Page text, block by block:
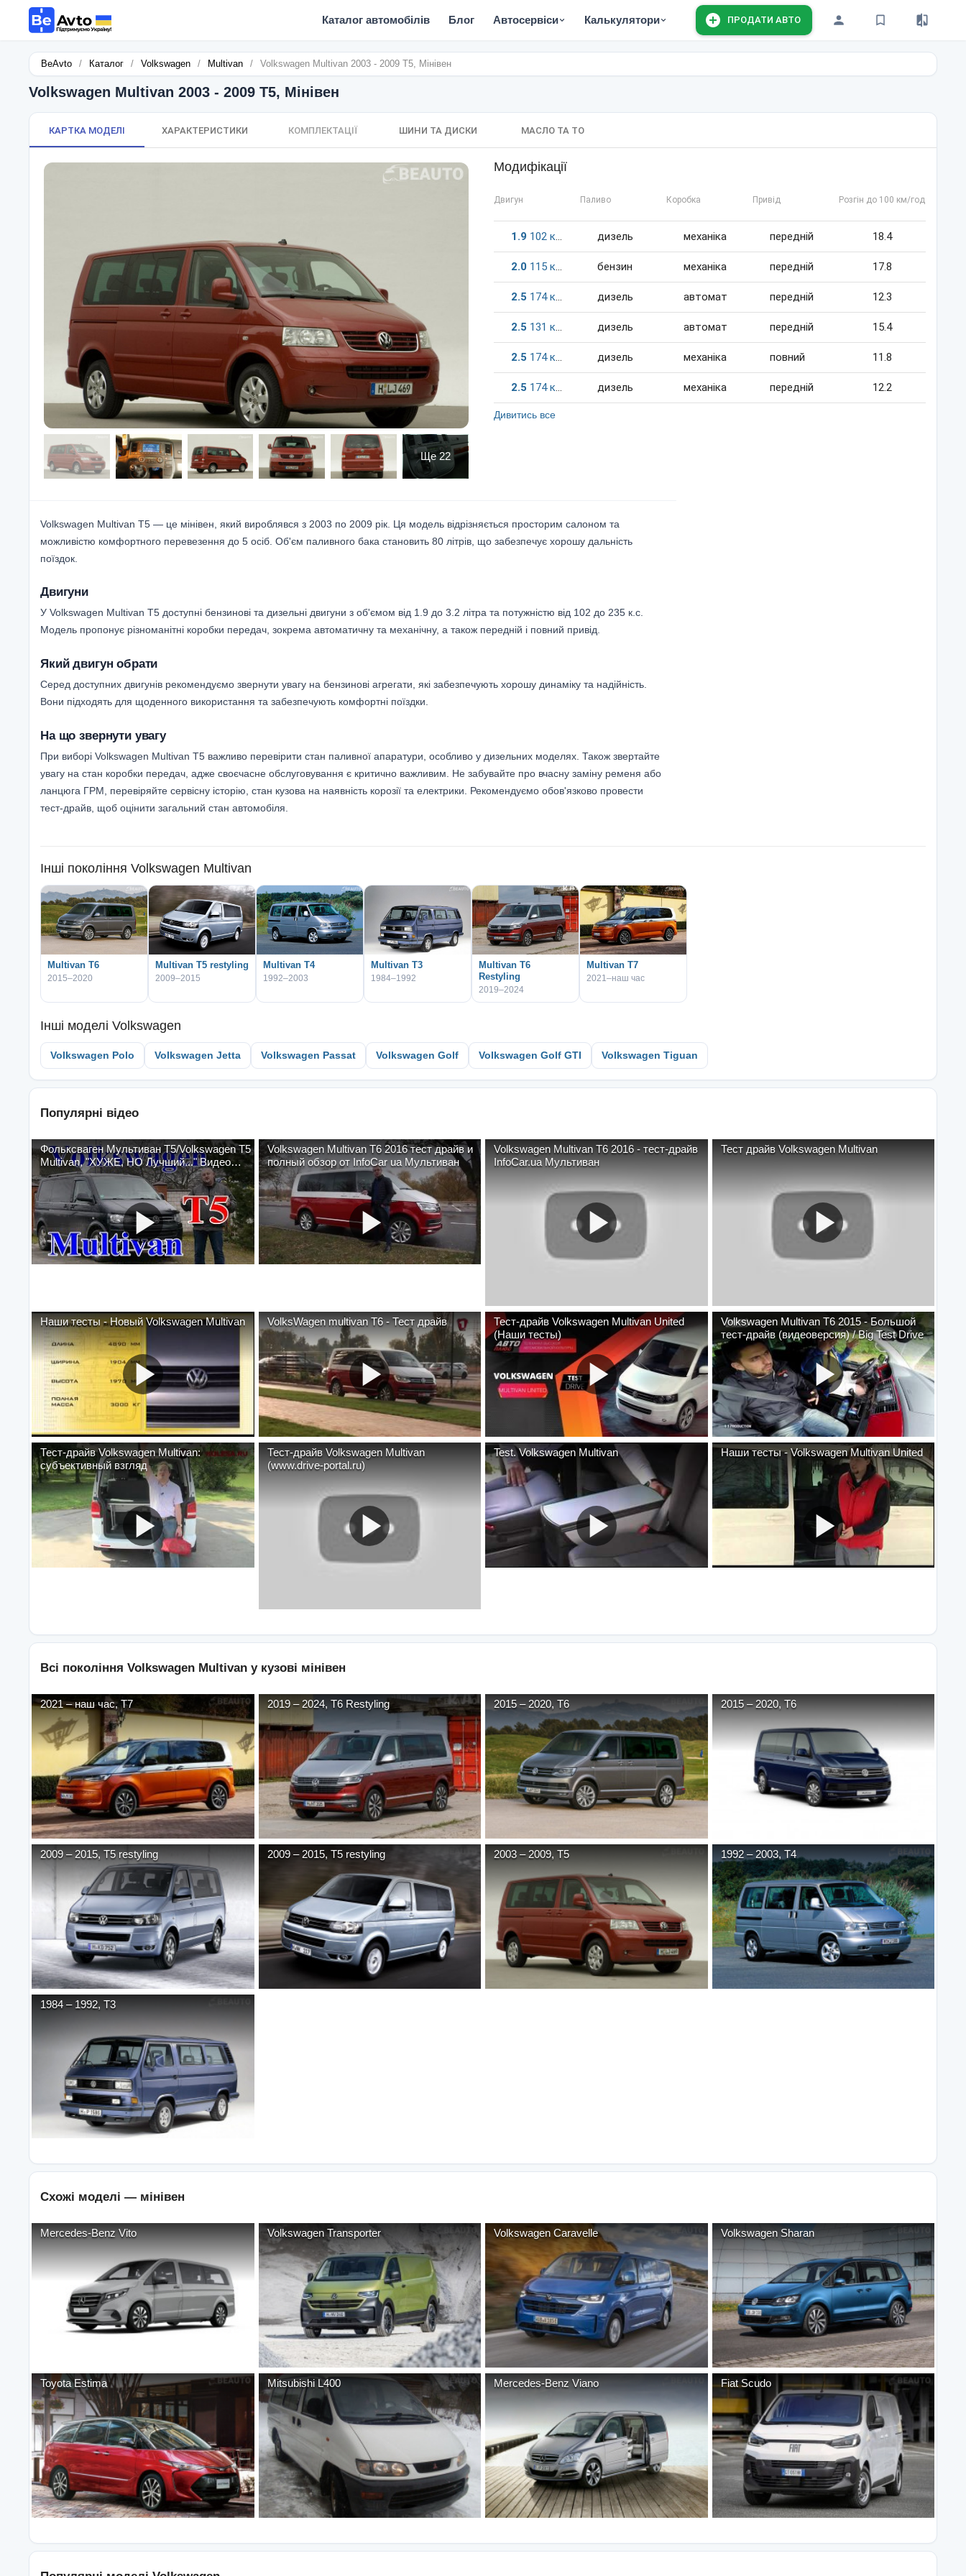
Каталог автомобілів Блог Автосервіси Калькулятори ПРОДАТИ АВТО
BeAvto / Каталог / Volkswagen / Multivan / Volkswagen Multivan 2003 - 2009 T5, Мінівен
Volkswagen Multivan 2003 - 2009 T5, Мінівен
КАРТКА МОДЕЛІ ХАРАКТЕРИСТИКИ КОМПЛЕКТАЦІЇ ШИНИ ТА ДИСКИ МАСЛО ТА ТО
Ще 22
Модифікації
Двигун Паливо Коробка Привід Розгін до 100 км/год
1.9 102 к.c. дизель механіка передній 18.4
2.0 115 к.c. бензин механіка передній 17.8
2.5 174 к.c. дизель автомат передній 12.3
2.5 131 к.c. дизель автомат передній 15.4
2.5 174 к.c. дизель механіка повний 11.8
2.5 174 к.c. дизель механіка передній 12.2
Дивитись все
Volkswagen Multivan T5 — це мінівен, який вироблявся з 2003 по 2009 рік. Ця модель відрізняється просторим салоном та
можливістю комфортного перевезення до 5 осіб. Об'єм паливного бака становить 80 літрів, що забезпечує хорошу дальність
поїздок.
Двигуни
У Volkswagen Multivan T5 доступні бензинові та дизельні двигуни з об'ємом від 1.9 до 3.2 літра та потужністю від 102 до 235 к.с.
Модель пропонує різноманітні коробки передач, зокрема автоматичну та механічну, а також передній і повний привід.
Який двигун обрати
Серед доступних двигунів рекомендуємо звернути увагу на бензинові агрегати, які забезпечують хорошу динаміку та надійність.
Вони підходять для щоденного використання та забезпечують комфортні поїздки.
На що звернути увагу
При виборі Volkswagen Multivan T5 важливо перевірити стан паливної апаратури, особливо у дизельних моделях. Також звертайте
увагу на стан коробки передач, адже своєчасне обслуговування є критично важливим. Не забувайте про вчасну заміну ременя або
ланцюга ГРМ, перевіряйте сервісну історію, стан кузова на наявність корозії та електрики. Рекомендуємо обов'язково провести
тест-драйв, щоб оцінити загальний стан автомобіля.
Інші покоління Volkswagen Multivan
Multivan T6
2015–2020
Multivan T5 restyling
2009–2015
Multivan T4
1992–2003
Multivan T3
1984–1992
Multivan T6
Restyling
2019–2024
Multivan T7
2021–наш час
Інші моделі Volkswagen
Volkswagen Polo Volkswagen Jetta Volkswagen Passat Volkswagen Golf Volkswagen Golf GTI Volkswagen Tiguan
Популярні відео
Фольксваген Мультиван Т5/Volkswagen T5
Multivan, "ХУЖЕ, НО Лучший..." Видео
обзор...
Volkswagen Multivan T6 2016 тест драйв и
полный обзор от InfoCar ua Мультиван
Volkswagen Multivan T6 2016 - тест-драйв
InfoCar.ua Мультиван
Тест драйв Volkswagen Multivan
Наши тесты - Новый Volkswagen Multivan VolksWagen multivan T6 - Тест драйв
Тест-драйв Volkswagen Multivan United
(Наши тесты)
Volkswagen Multivan T6 2015 - Большой
тест-драйв (видеоверсия) / Big Test Drive
Тест-драйв Volkswagen Multivan:
субъективный взгляд
Тест-драйв Volkswagen Multivan
(www.drive-portal.ru)
Test. Volkswagen Multivan Наши тесты - Volkswagen Multivan United
Всі покоління Volkswagen Multivan у кузові мінівен
2021–наш час, T7 2019–2024, T6 Restyling 2015 – 2020, T6 2015–2020,T6
2009 –2015,T5 restyling 2009– 2015, T5 restyling 2003 –2009, T5 1992– 2003, T4
1984 – 1992, T3
Схожі моделі — мінівен
Mercedes-Benz Vito Volkswagen Transporter Volkswagen Caravelle Volkswagen Sharan
Toyota Estima Mitsubishi L400 Mercedes-Benz Viano Fiat Scudo